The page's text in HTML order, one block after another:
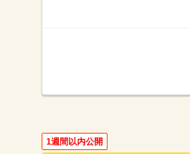
1週間以内公開